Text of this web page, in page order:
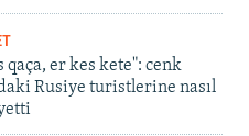
qaça, er kes kete": cenk
Rusiye turistlerine nasıl